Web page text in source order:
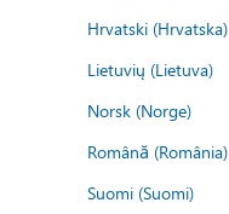
Hrvatski (Hrvatska)
Lietuvių (Lietuva)
Norsk (Norge)
Română (România)
Suomi (Suomi)